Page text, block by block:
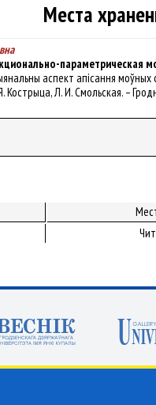
Места
параметрическая
аспект апісання моўных
Кострыца, Л. И. Смольская. –